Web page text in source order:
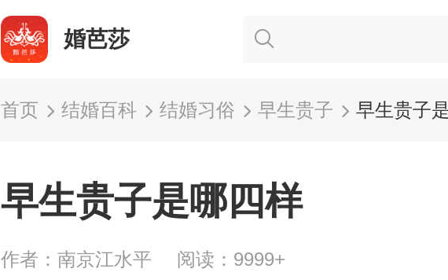
婚芭莎
首页 结婚百科 结婚习俗 早生贵子 早生贵子
早生贵子是哪四样
作者：南京江水平 阅读：9999+